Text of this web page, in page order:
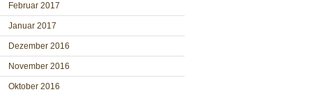
Februar 2017
Januar 2017
Dezember 2016
November 2016
Oktober 2016